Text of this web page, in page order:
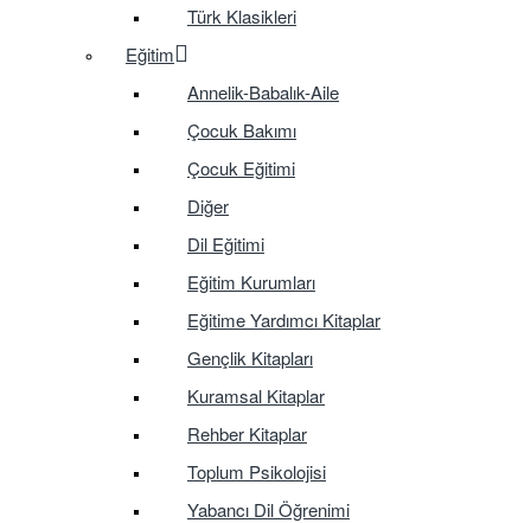
Türk Klasikleri
Eğitim
Annelik-Babalık-Aile
Çocuk Bakımı
Çocuk Eğitimi
Diğer
Dil Eğitimi
Eğitim Kurumları
Eğitime Yardımcı Kitaplar
Gençlik Kitapları
Kuramsal Kitaplar
Rehber Kitaplar
Toplum Psikolojisi
Yabancı Dil Öğrenimi